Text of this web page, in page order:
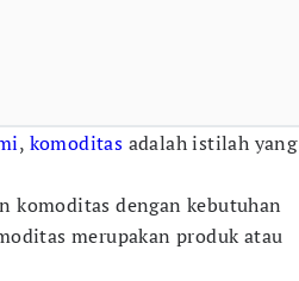
, komoditas adalah istilah yang
komoditas dengan kebutuhan
merupakan produk atau